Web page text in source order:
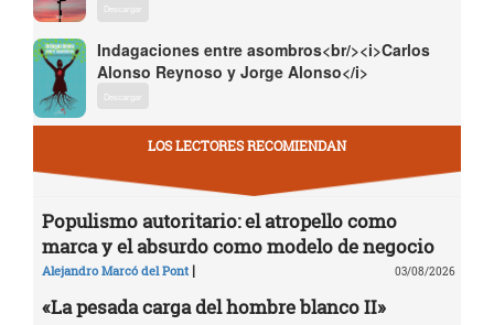
Descargar
Indagaciones entre asombros<br/><i>Carlos
Alonso Reynoso y Jorge Alonso</i>
Descargar
LOS LECTORES RECOMIENDAN
Populismo autoritario: el atropello como
marca y el absurdo como modelo de negocio
Alejandro Marcó del Pont | 03/08/2026
«La pesada carga del hombre blanco II»